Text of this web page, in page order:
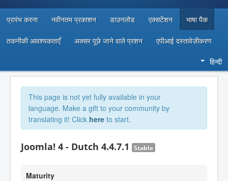
डेवलपर संसाधन
प्रारंभ करना नवीनतम प्रकाशन डाउनलोड एक्सटेंशन भाषा पैक
तकनीकी आवश्यकताएँ अक्सर पूछे जाने वाले प्रशन एपीआई दस्तावेज़ीकरण
हिन्दी
This page is not yet fully available in your
language. Make a gift to your community by
translating it! Click here to start.
Joomla! 4 - Dutch 4.4.7.1 Stable
Maturity